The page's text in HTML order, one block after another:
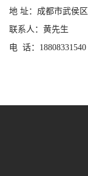
地 址：成都市武侯
联系人：黄先生
电 话： 18808331540